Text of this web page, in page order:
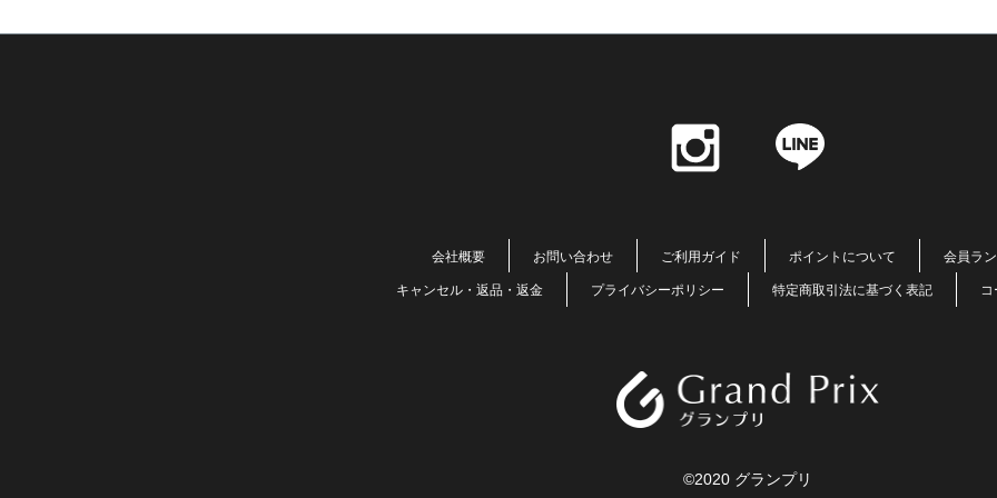
会社概要 お問い合わせ ご利用ガイド ポイントについて 会員ラ
キャンセル・返品・返金 プライバシーポリシー 特定商取引法に基づく表記 コ
©2020 グランプリ